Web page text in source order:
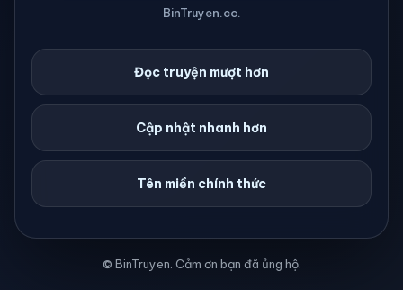
BinTruyen.cc.
Đọc truyện mượt hơn
Cập nhật nhanh hơn
Tên miền chính thức
© BinTruyen. Cảm ơn bạn đã ủng hộ.